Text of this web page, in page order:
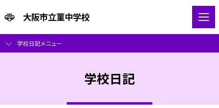
大阪市立菫中学校
学校日記メニュー
学校日記